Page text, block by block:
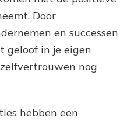
Door
en successen
geloof in je eigen
nog
hebben een